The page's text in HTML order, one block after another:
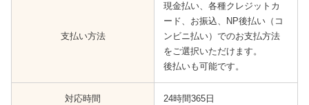
支払い方法
現金払い、各種クレジットカ
ード、お振込、NP後払い（コ
ンビニ払い）でのお支払方法
をご選択いただけます。
後払いも可能です。
対応時間 24時間365日